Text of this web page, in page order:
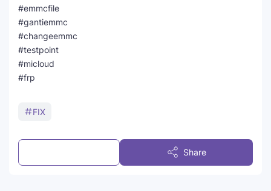
#emmcfile
#gantiemmc
#changeemmc
#testpoint
#micloud
#frp
FIX
Share